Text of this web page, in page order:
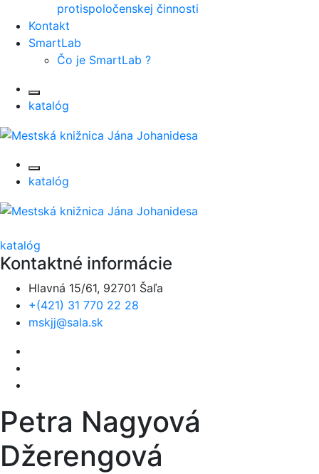
protispoločenskej činnosti
Kontakt
SmartLab
Čo je SmartLab ?
katalóg
katalóg
katalóg
Kontaktné informácie
Hlavná 15/61, 92701 Šaľa
+(421) 31 770 22 28
mskjj@sala.sk
Petra Nagyová
Džerengová